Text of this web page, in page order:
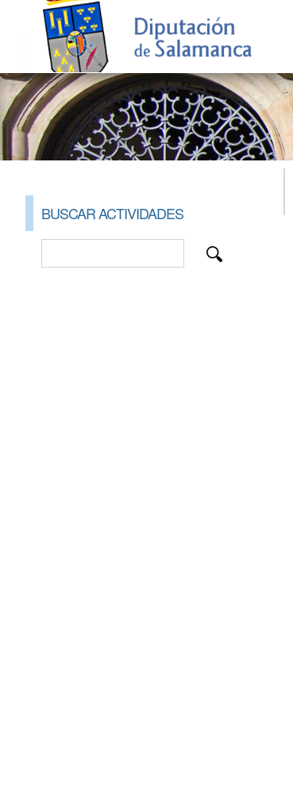
BUSCAR ACTIVIDADES